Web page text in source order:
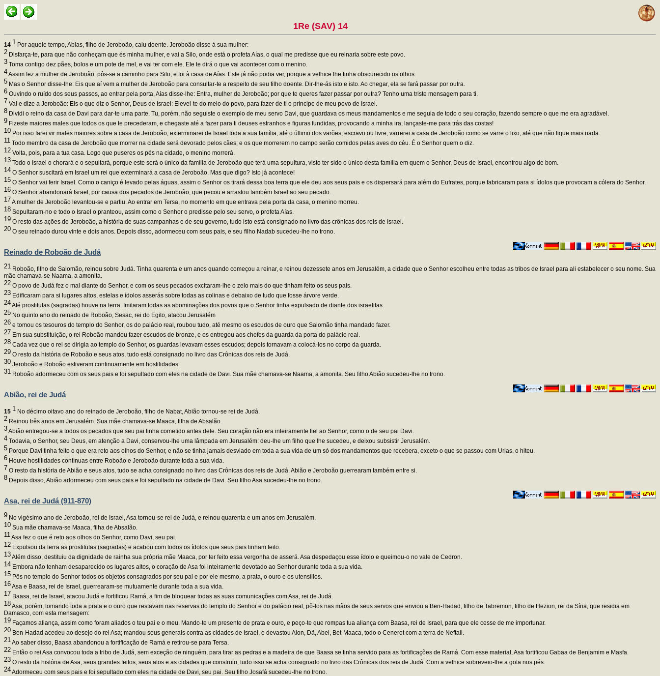
1Re (SAV) 14
14 1 Por aquele tempo, Abias, filho de Jeroboão, caiu doente. Jeroboão disse à sua mulher:
2 Disfarça-te, para que não conheçam que és minha mulher, e vai a Silo, onde está o profeta Aías, o qual me predisse que eu reinaria sobre este povo.
3 Toma contigo dez pães, bolos e um pote de mel, e vai ter com ele. Ele te dirá o que vai acontecer com o menino.
4Assim fez a mulher de Jeroboão: pôs-se a caminho para Silo, e foi à casa de Aías. Este já não podia ver, porque a velhice lhe tinha obscurecido os olhos.
5 Mas o Senhor disse-lhe: Eis que aí vem a mulher de Jeroboão para consultar-te a respeito de seu filho doente. Dir-lhe-ás isto e isto. Ao chegar, ela se fará passar por outra.
6 Ouvindo o ruído dos seus passos, ao entrar pela porta, Aías disse-lhe: Entra, mulher de Jeroboão; por que te queres fazer passar por outra? Tenho uma triste mensagem para ti.
7 Vai e dize a Jeroboão: Eis o que diz o Senhor, Deus de Israel: Elevei-te do meio do povo, para fazer de ti o príncipe de meu povo de Israel.
8 Dividi o reino da casa de Davi para dar-te uma parte. Tu, porém, não seguiste o exemplo de meu servo Davi, que guardava os meus mandamentos e me seguia de todo o seu coração, fazendo sempre o que me era agradável.
9 Fizeste maiores males que todos os que te precederam, e chegaste até a fazer para ti deuses estranhos e figuras fundidas, provocando a minha ira; lançaste-me para trás das costas!
10 Por isso farei vir males maiores sobre a casa de Jeroboão; exterminarei de Israel toda a sua família, até o último dos varões, escravo ou livre; varrerei a casa de Jeroboão como se varre o lixo, até que não fique mais nada.
11 Todo membro da casa de Jeroboão que morrer na cidade será devorado pelos cães; e os que morrerem no campo serão comidos pelas aves do céu. É o Senhor quem o diz.
12 Volta, pois, para a tua casa. Logo que puseres os pés na cidade, o menino morrerá.
13 Todo o Israel o chorará e o sepultará, porque este será o único da família de Jeroboão que terá uma sepultura, visto ter sido o único desta família em quem o Senhor, Deus de Israel, encontrou algo de bom.
14 O Senhor suscitará em Israel um rei que exterminará a casa de Jeroboão. Mas que digo? Isto já acontece!
15 O Senhor vai ferir Israel. Como o caniço é levado pelas águas, assim o Senhor os tirará dessa boa terra que ele deu aos seus pais e os dispersará para além do Eufrates, porque fabricaram para si ídolos que provocam a cólera do Senhor.
16 O Senhor abandonará Israel, por causa dos pecados de Jeroboão, que pecou e arrastou também Israel ao seu pecado.
17A mulher de Jeroboão levantou-se e partiu. Ao entrar em Tersa, no momento em que entrava pela porta da casa, o menino morreu.
18 Sepultaram-no e todo o Israel o pranteou, assim como o Senhor o predisse pelo seu servo, o profeta Aías.
19 O resto das ações de Jeroboão, a história de suas campanhas e de seu governo, tudo isto está consignado no livro das crônicas dos reis de Israel.
20 O seu reinado durou vinte e dois anos. Depois disso, adormeceu com seus pais, e seu filho Nadab sucedeu-lhe no trono.
Reinado de Roboão de Judá
21 Roboão, filho de Salomão, reinou sobre Judá. Tinha quarenta e um anos quando começou a reinar, e reinou dezessete anos em Jerusalém, a cidade que o Senhor escolheu entre todas as tribos de Israel para ali estabelecer o seu nome. Sua
mãe chamava-se Naama, a amonita.
22 O povo de Judá fez o mal diante do Senhor, e com os seus pecados excitaram-lhe o zelo mais do que tinham feito os seus pais.
23 Edificaram para si lugares altos, estelas e ídolos asserás sobre todas as colinas e debaixo de tudo que fosse árvore verde.
24Até prostitutas (sagradas) houve na terra. Imitaram todas as abominações dos povos que o Senhor tinha expulsado de diante dos israelitas.
25 No quinto ano do reinado de Roboão, Sesac, rei do Egito, atacou Jerusalém
26 e tomou os tesouros do templo do Senhor, os do palácio real, roubou tudo, até mesmo os escudos de ouro que Salomão tinha mandado fazer.
27 Em sua substituição, o rei Roboão mandou fazer escudos de bronze, e os entregou aos chefes da guarda da porta do palácio real.
28 Cada vez que o rei se dirigia ao templo do Senhor, os guardas levavam esses escudos; depois tornavam a colocá-los no corpo da guarda.
29 O resto da história de Roboão e seus atos, tudo está consignado no livro das Crônicas dos reis de Judá.
30 Jeroboão e Roboão estiveram continuamente em hostilidades.
31 Roboão adormeceu com os seus pais e foi sepultado com eles na cidade de Davi. Sua mãe chamava-se Naama, a amonita. Seu filho Abião sucedeu-lhe no trono.
Abião, rei de Judá
15 1 No décimo oitavo ano do reinado de Jeroboão, filho de Nabat, Abião tornou-se rei de Judá.
2 Reinou três anos em Jerusalém. Sua mãe chamava-se Maaca, filha de Absalão.
3Abião entregou-se a todos os pecados que seu pai tinha cometido antes dele. Seu coração não era inteiramente fiel ao Senhor, como o de seu pai Davi.
4 Todavia, o Senhor, seu Deus, em atenção a Davi, conservou-lhe uma lâmpada em Jerusalém: deu-lhe um filho que lhe sucedeu, e deixou subsistir Jerusalém.
5 Porque Davi tinha feito o que era reto aos olhos do Senhor, e não se tinha jamais desviado em toda a sua vida de um só dos mandamentos que recebera, exceto o que se passou com Urias, o hiteu.
6 Houve hostilidades contínuas entre Roboão e Jeroboão durante toda a sua vida.
7 O resto da história de Abião e seus atos, tudo se acha consignado no livro das Crônicas dos reis de Judá. Abião e Jeroboão guerrearam também entre si.
8 Depois disso, Abião adormeceu com seus pais e foi sepultado na cidade de Davi. Seu filho Asa sucedeu-lhe no trono.
Asa, rei de Judá (911-870)
9 No vigésimo ano de Jeroboão, rei de Israel, Asa tornou-se rei de Judá, e reinou quarenta e um anos em Jerusalém.
10 Sua mãe chamava-se Maaca, filha de Absalão.
11 Asa fez o que é reto aos olhos do Senhor, como Davi, seu pai.
12 Expulsou da terra as prostitutas (sagradas) e acabou com todos os ídolos que seus pais tinham feito.
13Além disso, destituiu da dignidade de rainha sua própria mãe Maaca, por ter feito essa vergonha de asserá. Asa despedaçou esse ídolo e queimou-o no vale de Cedron.
14 Embora não tenham desaparecido os lugares altos, o coração de Asa foi inteiramente devotado ao Senhor durante toda a sua vida.
15 Pôs no templo do Senhor todos os objetos consagrados por seu pai e por ele mesmo, a prata, o ouro e os utensílios.
16Asa e Baasa, rei de Israel, guerrearam-se mutuamente durante toda a sua vida.
17 Baasa, rei de Israel, atacou Judá e fortificou Ramá, a fim de bloquear todas as suas comunicações com Asa, rei de Judá.
18Asa, porém, tomando toda a prata e o ouro que restavam nas reservas do templo do Senhor e do palácio real, pô-los nas mãos de seus servos que enviou a Ben-Hadad, filho de Tabremon, filho de Hezion, rei da Síria, que residia em
Damasco, com esta mensagem:
19 Façamos aliança, assim como foram aliados o teu pai e o meu. Mando-te um presente de prata e ouro, e peço-te que rompas tua aliança com Baasa, rei de Israel, para que ele cesse de me importunar.
20 Ben-Hadad acedeu ao desejo do rei Asa; mandou seus generais contra as cidades de Israel, e devastou Aion, Dã, Abel, Bet-Maaca, todo o Cenerot com a terra de Neftali.
21 Ao saber disso, Baasa abandonou a fortificação de Ramá e retirou-se para Tersa.
22 Então o rei Asa convocou toda a tribo de Judá, sem exceção de ninguém, para tirar as pedras e a madeira de que Baasa se tinha servido para as fortificações de Ramá. Com esse material, Asa fortificou Gabaa de Benjamim e Masfa.
23 O resto da história de Asa, seus grandes feitos, seus atos e as cidades que construiu, tudo isso se acha consignado no livro das Crônicas dos reis de Judá. Com a velhice sobreveio-lhe a gota nos pés.
24Adormeceu com seus pais e foi sepultado com eles na cidade de Davi, seu pai. Seu filho Josafá sucedeu-lhe no trono.